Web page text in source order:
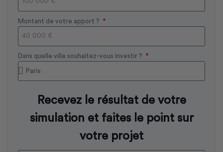
Montant de votre apport ?
Dans quelle ville souhaitez-vous investir ?
Recevez le résultat de votre
simulation et faites le point sur
votre projet